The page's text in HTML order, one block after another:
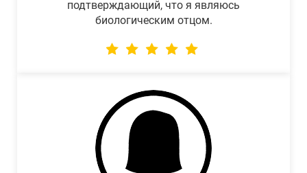
подтверждающий, что я являюсь
биологическим отцом.